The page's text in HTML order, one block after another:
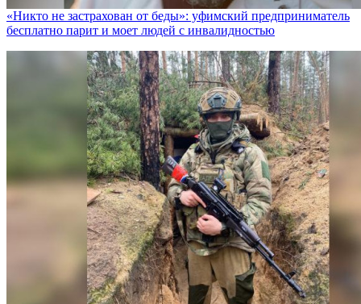
«Никто не заcтрахован от беды»: уфимский предприниматель
бесплатно парит и моет людей с инвалидностью